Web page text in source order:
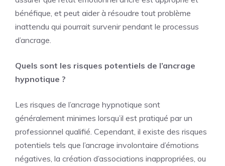
bénéfique, et peut aider à résoudre tout problème
inattendu qui pourrait survenir pendant le processus
d’ancrage.
Quels sont les risques potentiels de l’ancrage
hypnotique ?
Les risques de l’ancrage hypnotique sont
généralement minimes lorsqu’il est pratiqué par un
professionnel qualifié. Cependant, il existe des risques
potentiels tels que l’ancrage involontaire d’émotions
négatives, la création d’associations inappropriées, ou